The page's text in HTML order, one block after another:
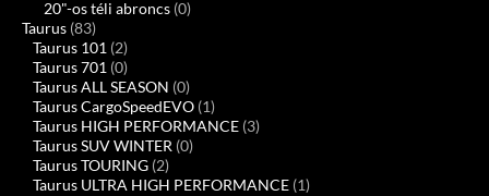
20"-os téli abroncs (0)
Taurus (83)
Taurus 101 (2)
Taurus 701 (0)
Taurus ALL SEASON (0)
Taurus CargoSpeedEVO (1)
Taurus HIGH PERFORMANCE (3)
Taurus SUV WINTER (0)
Taurus TOURING (2)
Taurus ULTRA HIGH PERFORMANCE (1)